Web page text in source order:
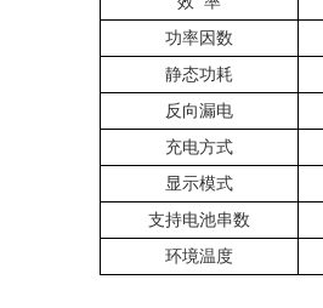
功率因数
静态功耗
反向漏电
充电方式
显示模式
支持电池串数
环境温度